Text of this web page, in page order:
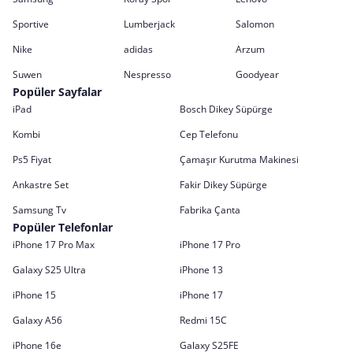
Sportive
Lumberjack
Salomon
Nike
adidas
Arzum
Suwen
Nespresso Goodyear
Popüler Sayfalar
iPad
Bosch Dikey Süpürge
Kombi
Cep Telefonu
Ps5 Fiyat
Çamaşır Kurutma Makinesi
Ankastre Set
Fakir Dikey Süpürge
Samsung Tv
Fabrika Çanta
Popüler Telefonlar
iPhone 17 Pro Max
iPhone 17 Pro
Galaxy S25 Ultra
iPhone 13
iPhone 15
iPhone 17
Galaxy A56
Redmi 15C
iPhone 16e
Galaxy S25FE